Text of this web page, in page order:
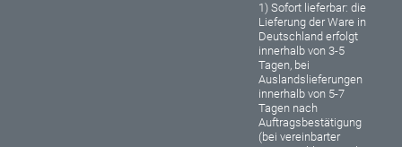
1) Sofort lieferbar: die
Lieferung der Ware in
Deutschland erfolgt
innerhalb von 3-5
Tagen, bei
Auslandslieferungen
innerhalb von 5-7
Tagen nach
Auftragsbestätigung
(bei vereinbarter